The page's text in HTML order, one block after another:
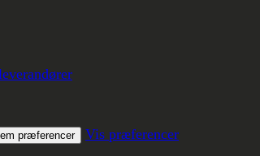
præferencer Vis præferencer